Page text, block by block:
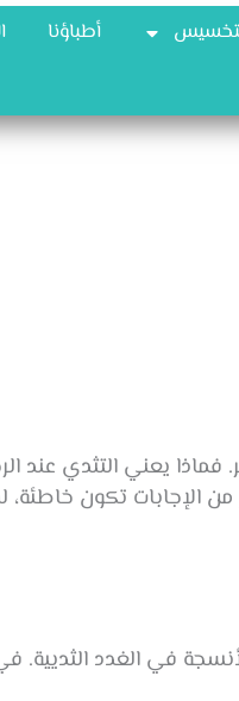
أطباؤنا
يعني التثدي عند
الإجابات تكون خاطئة،
في الغدد الثديية.